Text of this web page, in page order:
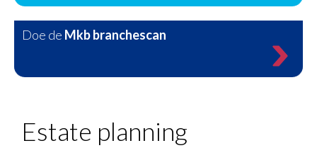
Doe de Mkb branchescan
Estate planning